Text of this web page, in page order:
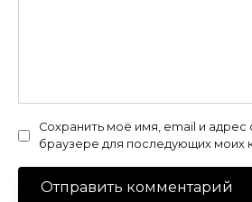
Сохранить моё имя, email и адрес
браузере для последующих моих